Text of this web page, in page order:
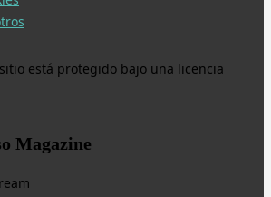
está protegido bajo una licencia
Magazine